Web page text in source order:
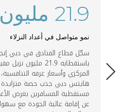
21.9 مليون
نمو متواصل في أعداد النزلاء
باستقطابه 21.9 مليون
المركزي وأسعار غرفه التنافسية،
هايتس دبي جذب حصة متزايدة من
مستقطبة المسافرين بغرض
عن إقامة عالية الجودة مع